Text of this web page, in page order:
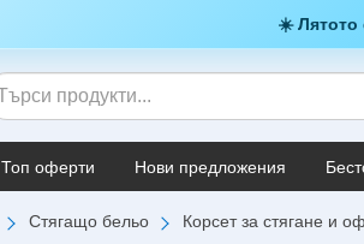
☀️ Лятото
Топ оферти Нови предложения
Стягащо бельо Корсет за стягане и